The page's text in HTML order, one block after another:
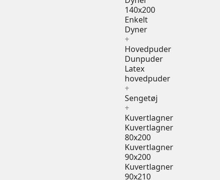
140x200
Enkelt
Dyner
+
Hovedpuder
Dunpuder
Latex
hovedpuder
+
Sengetøj
+
Kuvertlagner
Kuvertlagner
80x200
Kuvertlagner
90x200
Kuvertlagner
90x210